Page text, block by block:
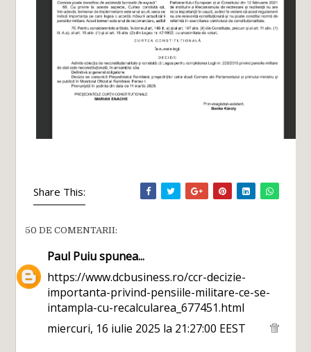
Share This:
50 DE COMENTARII:
Paul Puiuspunea...
https://www.dcbusiness.ro/ccr-decizie-
importanta-privind-pensiile-militare-ce-se-
intampla-cu-recalcularea_677451.html
miercuri, 16 iulie 2025 la 21:27:00 EEST